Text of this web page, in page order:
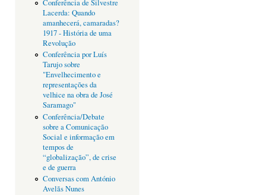
Conferência de Silvestre
Lacerda: Quando
amanhecerá, camaradas?
1917 - História de uma
Revolução
Conferência por Luís
Tarujo sobre
"Envelhecimento e
representações da
velhice na obra de José
Saramago"
Conferência/Debate
sobre a Comunicação
Social e informação em
tempos de
“globalização”, de crise
e de guerra
Conversas com António
Avelãs Nunes